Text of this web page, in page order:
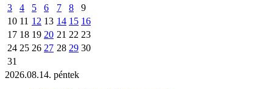
3
4 5 6 7 8
9
10 11 12 13 14 15 16
17 18 19 20 21 22 23
24 25 26 27 28 29 30
31
2026.08.14. péntek